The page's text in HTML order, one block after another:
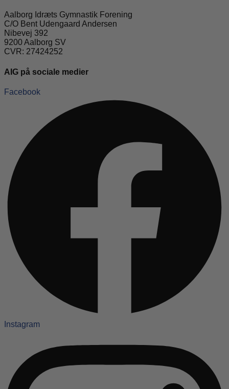
Aalborg Idræts Gymnastik Forening
C/O Bent Udengaard Andersen
Nibevej 392
9200 Aalborg SV
CVR: 27424252
AIG på sociale medier
Facebook
Instagram